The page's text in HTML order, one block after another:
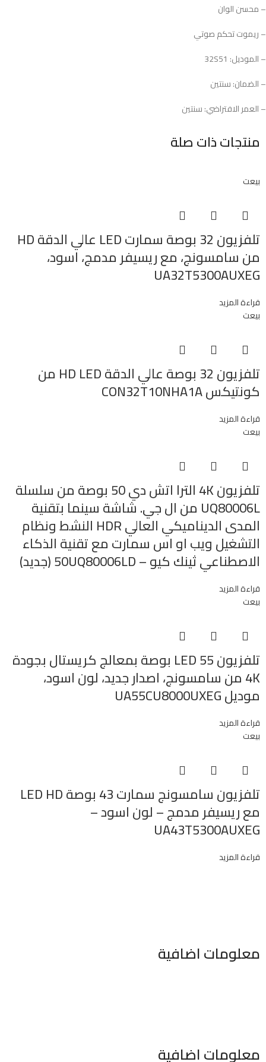
– محسن الوان
– ريموت تحكم صوتي
– الموديل: 32S51
– الضمان: سنتين
– العمر الافتراضي: سنتين
منتجات ذات صلة
بيعت
تلفزيون 32 بوصة سمارت LED عالي الدقة HD
من سامسونج، مع ريسيفر مدمج، اسود،
UA32T5300AUXEG
قراءة المزيد
بيعت
تلفزيون 32 بوصة عالي الدقة HD LED من
كونتيكس CON32T10NHA1A
قراءة المزيد
بيعت
تلفزيون 4K الترا اتش دي 50 بوصة من سلسلة
UQ80006L من ال جي. شاشة سينما بتقنية
المدى الديناميكي العالي HDR النشط ونظام
التشغيل ويب او اس سمارت مع تقنية الذكاء
الاصطناعي ثينك كيو – 50UQ80006LD (جديد)
قراءة المزيد
بيعت
تلفزيون LED 55 بوصة بمعالج كريستال بجودة
4K من سامسونج، اصدار جديد، لون اسود،
موديل UA55CU8000UXEG
قراءة المزيد
بيعت
تلفزيون سامسونج سمارت 43 بوصة LED HD
مع ريسيفر مدمج – لون اسود –
UA43T5300AUXEG
قراءة المزيد
معلومات اضافية
معلومات اضافية